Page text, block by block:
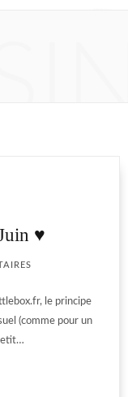
♥
le principe
(comme pour un